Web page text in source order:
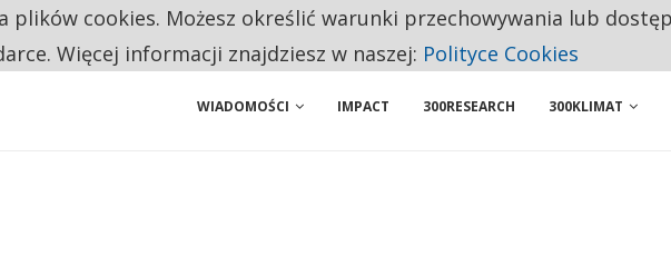
Z EMERYTURY SENIORZY PRZEZNACZAJĄ NA PODSTAWOWE ZAKUPY
WIADOMOŚCI IMPACT 300RESEARCH 300KLIMAT
plików cookies. Możesz określić warunki przechowywania lub
Więcej informacji znajdziesz w naszej: Polityce Cookies